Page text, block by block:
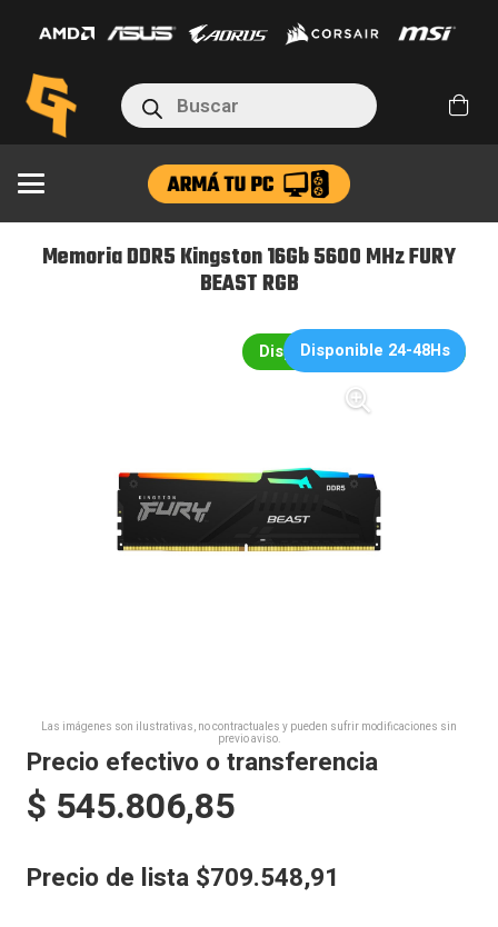
Búsqueda
de
productos
Memoria DDR5 Kingston 16Gb 5600 MHz FURY
BEAST RGB
Disponible en 24hs/48hs
Disponible 24-48Hs
Las imágenes son ilustrativas, no contractuales y pueden sufrir modificaciones sin
previo aviso.
Precio efectivo o transferencia
$ 545.806,85
Precio de lista $709.548,91
16Gb
5600
MHz
FURY
BEAST
RGB